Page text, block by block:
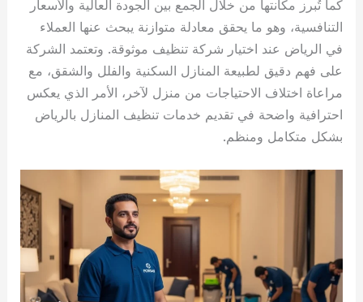
كما تُبرز مكانتها من خلال الجمع بين الجودة العالية والأسعار
التنافسية، وهو ما يحقق معادلة متوازنة يبحث عنها العملاء
في الرياض عند اختيار شركة تنظيف موثوقة. وتعتمد الشركة
على فهم دقيق لطبيعة المنازل السكنية والفلل والشقق، مع
مراعاة اختلاف الاحتياجات من منزل لآخر، الأمر الذي يعكس
احترافية واضحة في تقديم خدمات تنظيف المنازل بالرياض
بشكل متكامل ومنظم.